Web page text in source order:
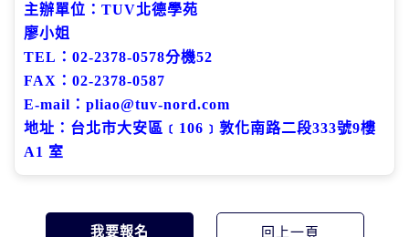
主辦單位：TUV北德學苑
廖小姐
TEL：02-2378-0578分機52
FAX：02-2378-0587
E-mail：pliao@tuv-nord.com
地址：台北市大安區﹝ 106 ﹞敦化南路二段333號9樓
A1 室